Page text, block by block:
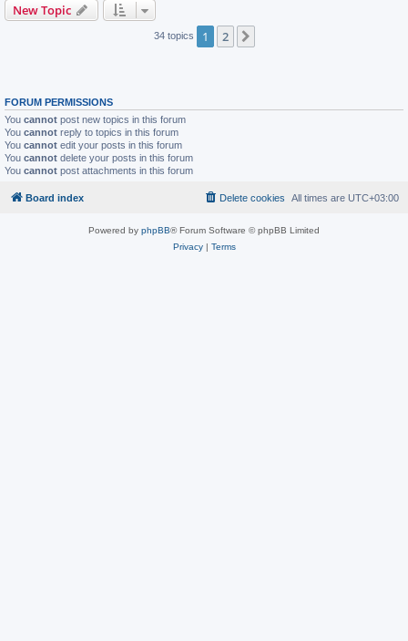
New Topic
34 topics 1 2
FORUM PERMISSIONS
You cannot post new topics in this forum
You cannot reply to topics in this forum
You cannot edit your posts in this forum
You cannot delete your posts in this forum
You cannot post attachments in this forum
Board index All times are UTC+03:00
Delete cookies
Powered by phpBB® Forum Software © phpBB Limited
Privacy| Terms